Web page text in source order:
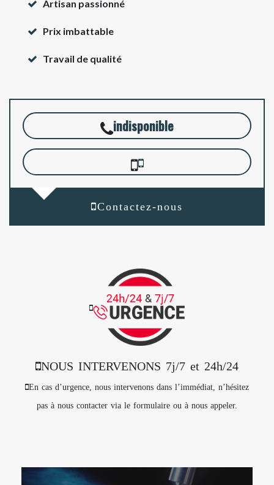
Artisan passionné
Prix imbattable
Travail de qualité
indisponible
Contactez-nous
NOUS INTERVENONS 7j/7 et 24h/24
En cas d’urgence, nous intervenons dans l’immédiat, n’hésitez
pas à nous contacter via le formulaire ou à nous appeler.